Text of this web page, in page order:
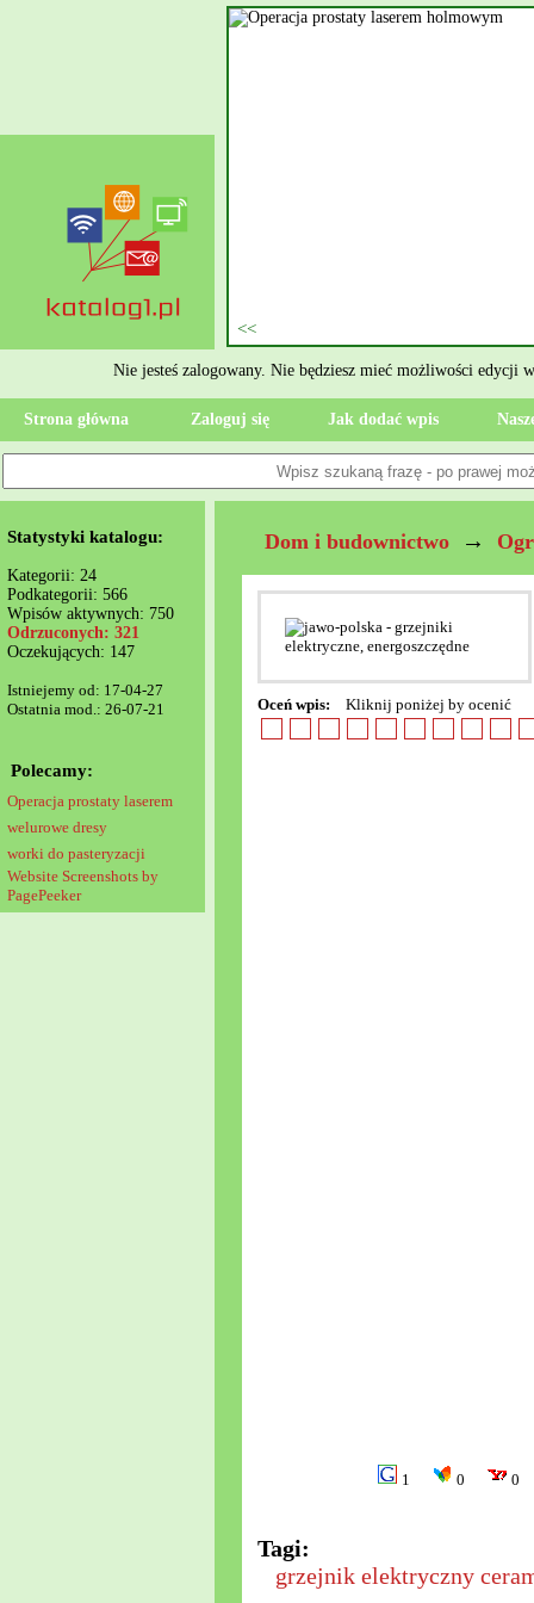
rzetelne układanie płytek
Rzeszów i dbamy o to,
gdy Twoja przestrzeń
przywracając ponownie
Nie jesteś zalogowany. Nie będziesz mieć możliwości edycji
Strona główna Zaloguj się Jak dodać wpis
Statystyki katalogu:
Kategorii: 24
Podkategorii: 566
Wpisów aktywnych: 750
Odrzuconych: 321
Oczekujących: 147
Istniejemy od: 17-04-27
Ostatnia mod.: 26-07-21
Polecamy:
Operacja prostaty laserem
welurowe dresy
worki do pasteryzacji
Website Screenshots by
PagePeeker
Dom i budownictwo →
Oceń wpis: Kliknij poniżej by ocenić
1 0 0
Tagi:
grzejnik elektryczny